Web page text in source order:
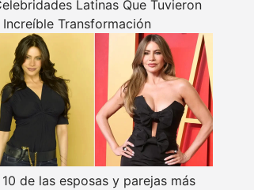
Latinas Que Tuvieron
Increíble Transformación
de las esposas y parejas más